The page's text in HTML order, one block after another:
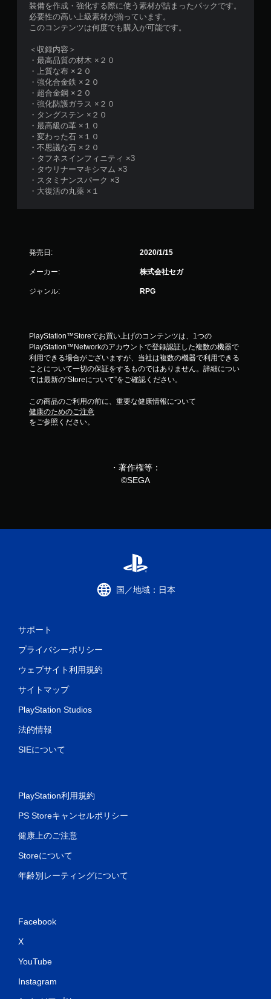
装備を作成・強化する際に使う素材が詰まったパックです。
必要性の高い上級素材が揃っています。
このコンテンツは何度でも購入が可能です。
＜収録内容＞
・最高品質の材木 ×２０
・上質な布 ×２０
・強化合金鉄 ×２０
・超合金鋼 ×２０
・強化防護ガラス ×２０
・タングステン ×２０
・最高級の革 ×１０
・変わった石 ×１０
・不思議な石 ×２０
・タフネスインフィニティ ×3
・タウリナーマキシマム ×3
・スタミナンスパーク ×3
・大復活の丸薬 ×１
発売日: 2020/1/15
メーカー: 株式会社セガ
ジャンル: RPG
PlayStation™Storeでお買い上げのコンテンツは、1つの
PlayStation™Networkのアカウントで登録認証した複数の機器で
利用できる場合がございますが、当社は複数の機器で利用できる
ことについて一切の保証をするものではありません。詳細につい
ては最新の“Storeについて”をご確認ください。
この商品のご利用の前に、重要な健康情報について
健康のためのご注意
をご参照ください。
・著作権等：
©SEGA
国／地域：日本
サポート
プライバシーポリシー
ウェブサイト利用規約
サイトマップ
PlayStation Studios
法的情報
SIEについて
PlayStation利用規約
PS Storeキャンセルポリシー
健康上のご注意
Storeについて
年齢別レーティングについて
Facebook
X
YouTube
Instagram